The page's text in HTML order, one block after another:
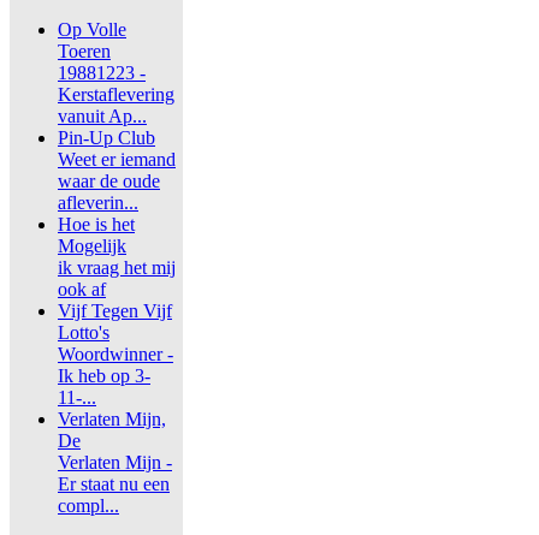
Op Volle
Toeren
19881223 -
Kerstaflevering
vanuit Ap...
Pin-Up Club
Weet er iemand
waar de oude
afleverin...
Hoe is het
Mogelijk
ik vraag het mij
ook af
Vijf Tegen Vijf
Lotto's
Woordwinner -
Ik heb op 3-
11-...
Verlaten Mijn,
De
Verlaten Mijn -
Er staat nu een
compl...